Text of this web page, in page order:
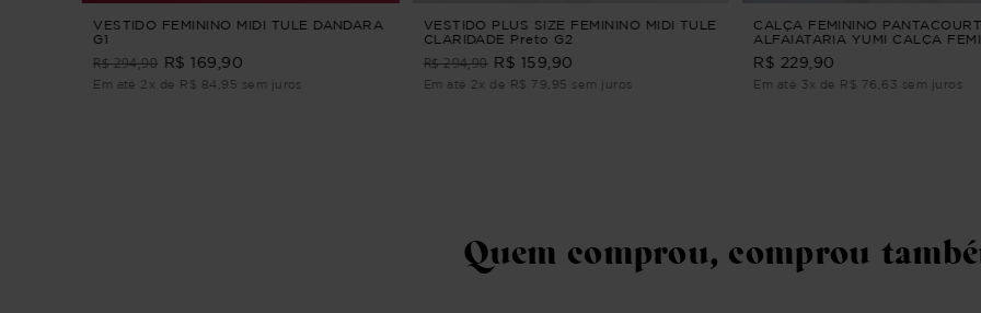
VESTIDO FEMININO MIDI TULE DANDARA
G1
R$ 294,90 R$ 169,90
Em até 2x de R$ 84,95 sem juros
VESTIDO PLUS SIZE FEMININO MIDI TULE
CLARIDADE Preto G2
R$ 294,90 R$ 159,90
Em até 2x de R$ 79,95 sem juros
CALÇA FEMININO PANTACOURT
ALFAIATARIA YUMI CALÇA
PANTACOURT ALFAIATARIA
R$ 229,90
Em até 3x de R$ 76,63 sem juros
Quem comprou, comprou